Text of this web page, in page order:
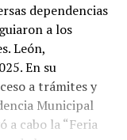
dependencias
a los
León,
En su
a trámites y
Municipal
a cabo la “Feria